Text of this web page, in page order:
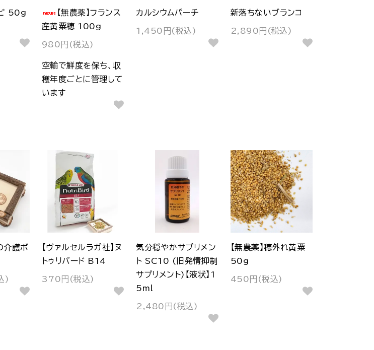
ビ 50g
【無農薬】フランス
産黄粟穂 100g
980円(税込)
空輸で鮮度を保ち、収
穫年度ごとに管理して
います
カルシウムパーチ
1,450円(税込)
新落ちないブランコ
2,890円(税込)
介護ボ
)
【ヴァルセルラガ社】ヌ
トゥリバード B14
370円(税込)
気分穏やかサプリメン
ト SC10 (旧発情抑制
サプリメント)【液状】1
5ml
2,480円(税込)
【無農薬】穂外れ黄粟
50g
450円(税込)